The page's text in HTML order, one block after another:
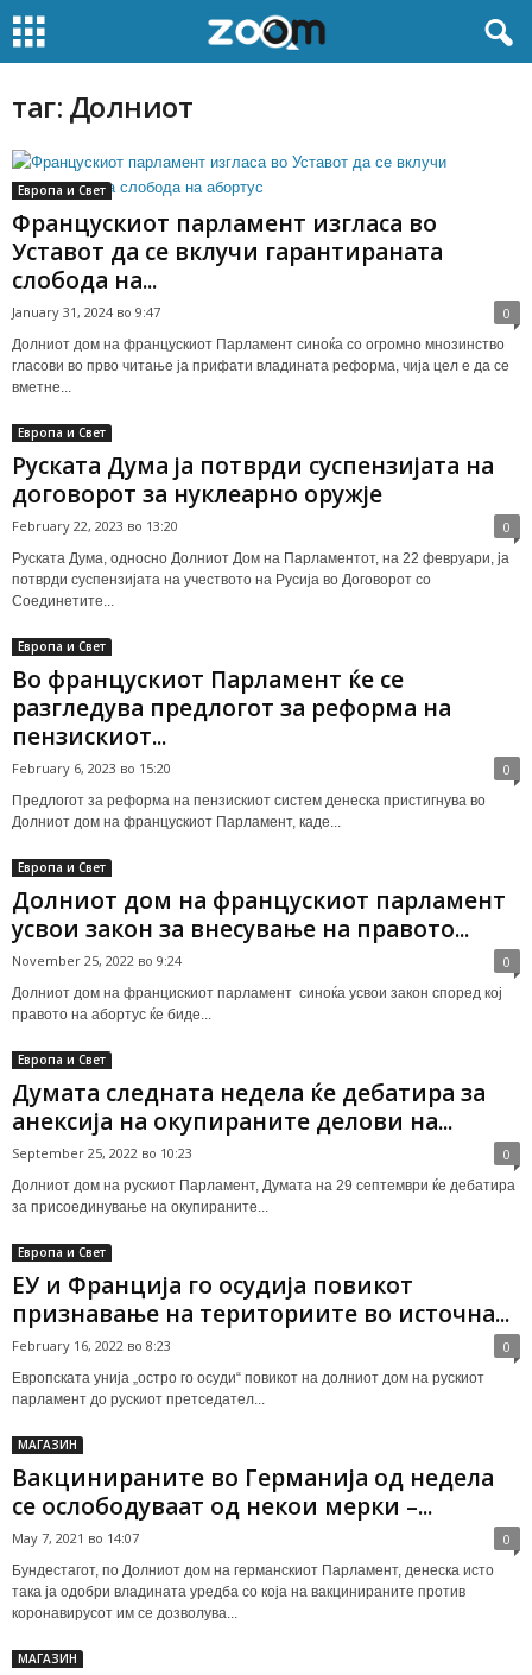
таг: Долниот
Европа и Свет
Францускиот парламент изгласа во
Уставот да се вклучи гарантираната
слобода на...
January 31, 2024 во 9:47 0
Долниот дом на францускиот Парламент синоќа со огромно мнозинство
гласови во прво читање ја прифати владината реформа, чија цел е да се
вметне...
Европа и Свет
Руската Дума ја потврди суспензијата на
договорот за нуклеарно оружје
February 22, 2023 во 13:20 0
Руската Дума, односно Долниот Дом на Парламентот, на 22 февруари, ја
потврди суспензијата на учеството на Русија во Договорот со
Соединетите...
Европа и Свет
Во францускиот Парламент ќе се
разгледува предлогот за реформа на
пензискиот...
February 6, 2023 во 15:20 0
Предлогот за реформа на пензискиот систем денеска пристигнува во
Долниот дом на францускиот Парламент, каде...
Европа и Свет
Долниот дом на францускиот парламент
усвои закон за внесување на правото...
November 25, 2022 во 9:24 0
Долниот дом на францискиот парламент синоќа усвои закон според кој
правото на абортус ќе биде...
Европа и Свет
Думата следната недела ќе дебатира за
анексија на окупираните делови на...
September 25, 2022 во 10:23 0
Долниот дом на рускиот Парламент, Думата на 29 септември ќе дебатира
за присоединување на окупираните...
Европа и Свет
ЕУ и Франција го осудија повикот
признавање на териториите во источна...
February 16, 2022 во 8:23 0
Европската унија „остро го осуди“ повикот на долниот дом на рускиот
парламент до рускиот претседател...
МАГАЗИН
Вакцинираните во Германија од недела
се ослободуваат од некои мерки –...
May 7, 2021 во 14:07 0
Бундестагот, по Долниот дом на германскиот Парламент, денеска исто
така ја одобри владината уредба со која на вакцинираните против
коронавирусот им се дозволува...
МАГАЗИН